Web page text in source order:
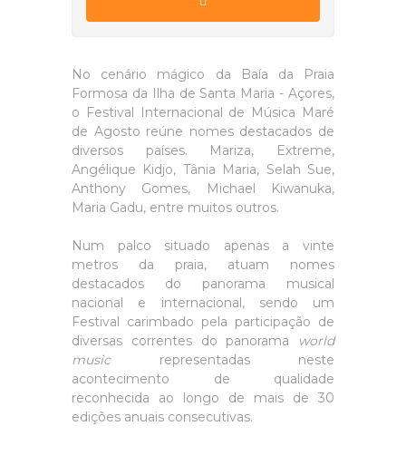
No cenário mágico da Baía da Praia
Formosa da Ilha de Santa Maria - Açores,
o Festival Internacional de Música Maré
de Agosto reúne nomes destacados de
diversos países. Mariza, Extreme,
Angélique Kidjo, Tânia Maria, Selah Sue,
Anthony Gomes, Michael Kiwanuka,
Maria Gadu, entre muitos outros.
Num palco situado apenas a vinte
metros da praia, atuam nomes
destacados do panorama musical
nacional e internacional, sendo um
Festival carimbado pela participação de
diversas correntes do panorama
world
musicrepresentadas neste
acontecimento de qualidade
reconhecida ao longo de mais de 30
edições anuais consecutivas.